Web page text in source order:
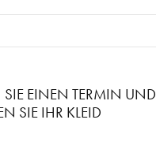
SIE EINEN TERMIN UND
SIE IHR KLEID